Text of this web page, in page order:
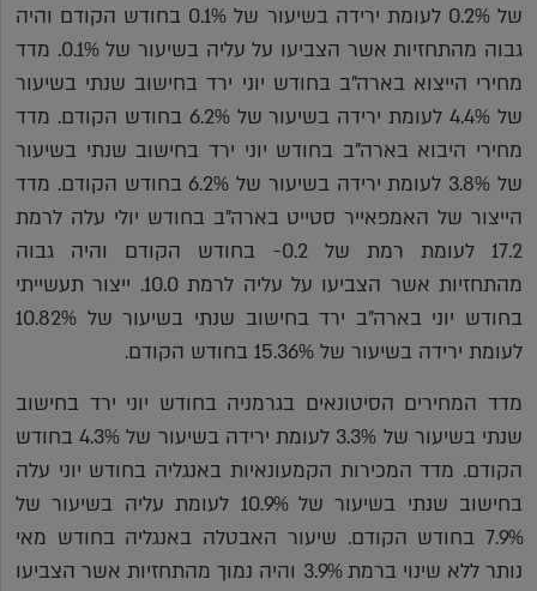
של 0.2% לעומת ירידה בשיעור של 0.1% בחודש הקודם והיה
גבוה מהתחזיות אשר הצביעו על עליה בשיעור של 0.1%. מדד
מחירי הייצוא בארה"ב בחודש יוני ירד בחישוב שנתי בשיעור
של 4.4% לעומת ירידה בשיעור של 6.2% בחודש הקודם. מדד
מחירי היבוא בארה"ב בחודש יוני ירד בחישוב שנתי בשיעור
של 3.8% לעומת ירידה בשיעור של 6.2% בחודש הקודם. מדד
הייצור של האמפאייר סטייט בארה"ב בחודש יולי עלה לרמת
17.2 לעומת רמת של 0.2- בחודש הקודם והיה גבוה
מהתחזיות אשר הצביעו על עליה לרמת 10.0. ייצור תעשייתי
בחודש יוני בארה"ב ירד בחישוב שנתי בשיעור של 10.82%
לעומת ירידה בשיעור של 15.36% בחודש הקודם.
מדד המחירים הסיטונאים בגרמניה בחודש יוני ירד בחישוב
שנתי בשיעור של 3.3% לעומת ירידה בשיעור של 4.3% בחודש
הקודם. מדד המכירות הקמעונאיות באנגליה בחודש יוני עלה
בחישוב שנתי בשיעור של 10.9% לעומת עליה בשיעור של
7.9% בחודש הקודם. שיעור האבטלה באנגליה בחודש מאי
נותר ללא שינוי ברמת 3.9% והיה נמוך מהתחזיות אשר הצביעו